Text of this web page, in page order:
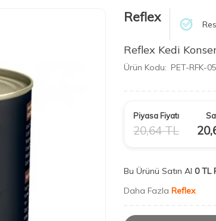
Reflex
Reflex Kedi
Ürün Kodu: PET-RFK-
Piyasa Fiyatı
20,64TL
Bu Ürünü Satın Al 0 TL
Daha Fazla Reflex